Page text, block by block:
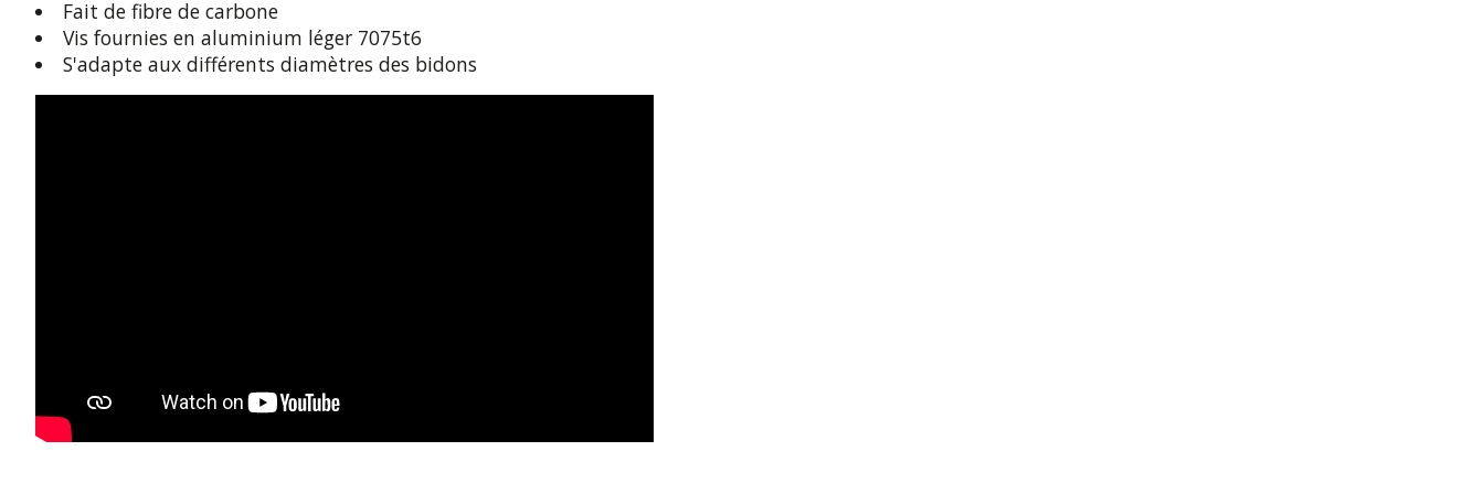
Fait de fibre de carbone
Vis fournies en aluminium léger 7075t6
S'adapte aux différents diamètres des bidons